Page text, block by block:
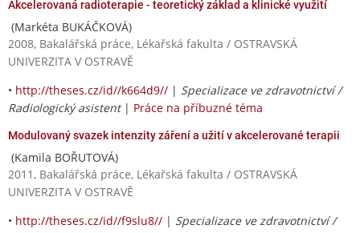
Akcelerovaná radioterapie - teoretický základ a klinické využití
(Markéta BUKÁČKOVÁ)
2008, Bakalářská práce, Lékařská fakulta / OSTRAVSKÁ
UNIVERZITA V OSTRAVĚ
• http://theses.cz/id//k664d9// | Specializace ve zdravotnictví /
Radiologický asistent| Práce na příbuzné téma
Modulovaný svazek intenzity záření a užití v akcelerované terapii
(Kamila BOŘUTOVÁ)
2011, Bakalářská práce, Lékařská fakulta / OSTRAVSKÁ
UNIVERZITA V OSTRAVĚ
• http://theses.cz/id//f9slu8// | Specializace ve zdravotnictví /